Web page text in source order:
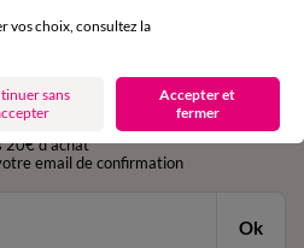
à la newsletter
20€ d’achat
email de confirmation
Ok
vos choix, consultez la
sans
Accepter et
fermer